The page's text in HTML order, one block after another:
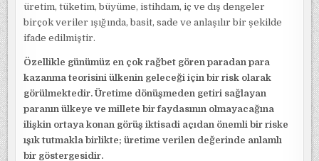
üretim, tüketim, büyüme, istihdam, iç ve dış dengeler
birçok veriler ışığında, basit, sade ve anlaşılır bir şekilde
ifade edilmiştir.
Özellikle günümüz en çok rağbet gören paradan para
kazanma teorisini ülkenin geleceği için bir risk olarak
görülmektedir. Üretime dönüşmeden getiri sağlayan
paranın ülkeye ve millete bir faydasının olmayacağına
ilişkin ortaya konan görüş iktisadi açıdan önemli bir riske
ışık tutmakla birlikte; üretime verilen değerinde anlamlı
bir göstergesidir.